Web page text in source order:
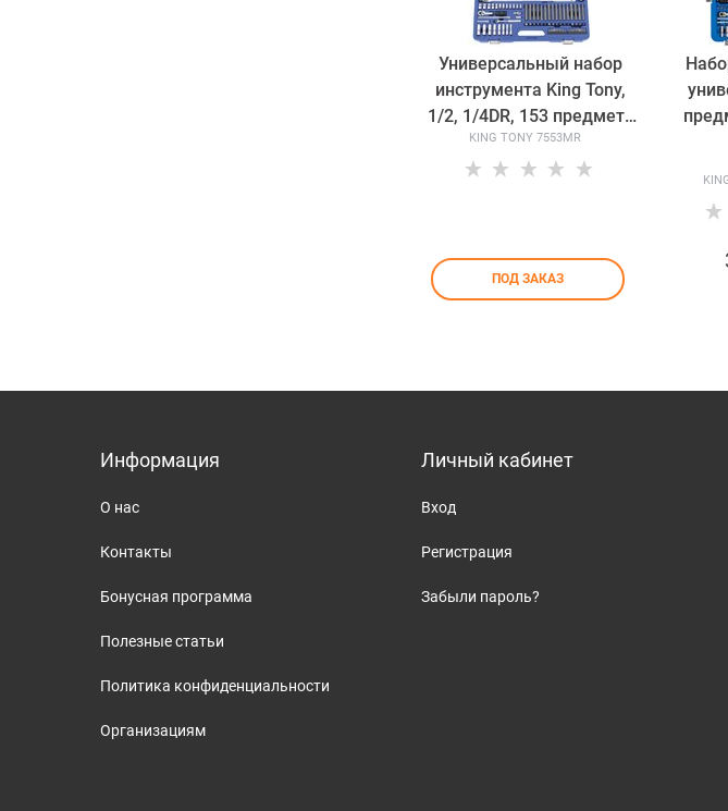
Универсальный набор
инструмента King Tony,
1/2, 1/4DR, 153 предмета
7553MR
KING TONY 7553MR
ПОД ЗАКАЗ
Информация
О нас
Контакты
Бонусная программа
Полезные статьи
Политика конфиденциальности
Организациям
Личный кабинет
Вход
Регистрация
Забыли пароль?